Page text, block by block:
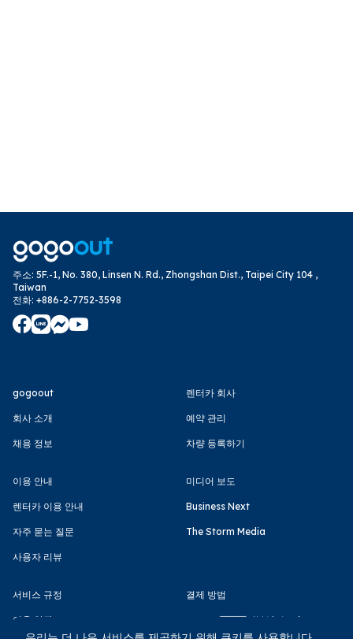
주소: 5F.-1, No. 380, Linsen N. Rd., Zhongshan Dist., Taipei City 104 ,
Taiwan
전화: +886-2-7752-3598
gogoout
회사 소개
채용 정보
렌터카 회사
예약 관리
차량 등록하기
이용 안내
렌터카 이용 안내
자주 묻는 질문
사용자 리뷰
미디어 보도
Business Next
The Storm Media
서비스 규정
이용 약관
결제 방법